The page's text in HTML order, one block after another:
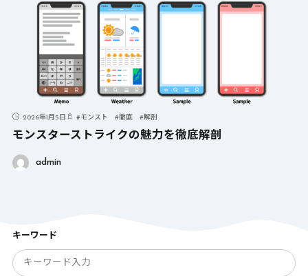
2026年1月5日 #モンスト #徹底 #解剖
モンスターストライクの魅力を徹底解剖
admin
キーワード